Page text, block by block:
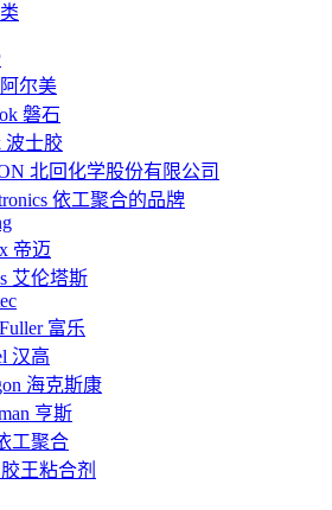
尔美
磐石
波士胶
北回化学股份有限公司
依工聚合的品牌
帝迈
艾伦塔斯
富乐
汉高
海克斯康
亨斯
工聚合
王粘合剂